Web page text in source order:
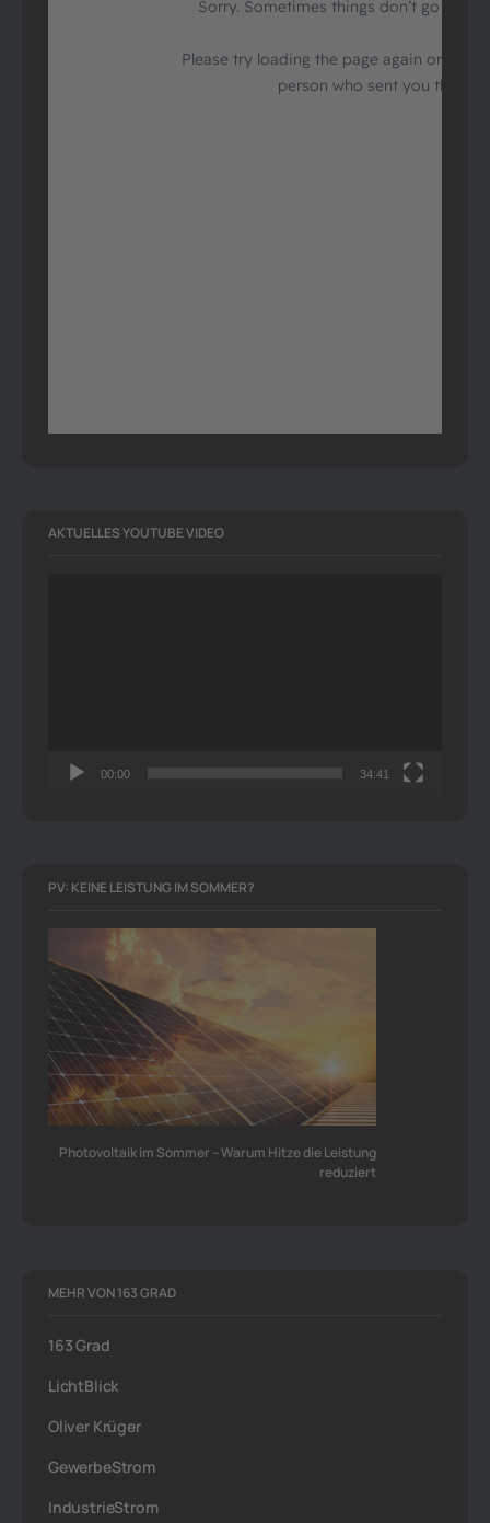
AKTUELLES YOUTUBE VIDEO
00:00 34:41
PV: KEINE LEISTUNG IM SOMMER?
Photovoltaik im Sommer – Warum Hitze die Leistung
reduziert
MEHR VON 163 GRAD
163 Grad
LichtBlick
Oliver Krüger
GewerbeStrom
IndustrieStrom